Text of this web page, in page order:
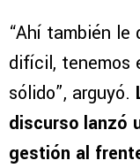
“Ahí también
difícil, tenemos
sólido”, arguyó.
discurso lanzó
gestión al